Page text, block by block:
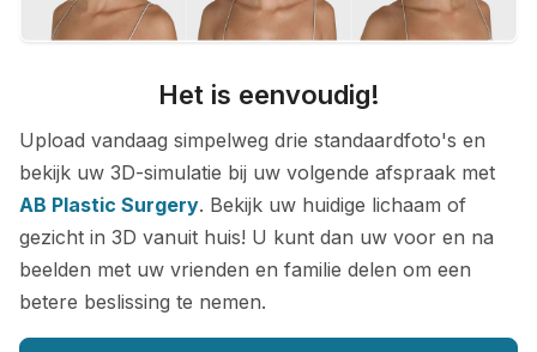
Het is eenvoudig!
Upload vandaag simpelweg drie standaardfoto's en
bekijk uw 3D-simulatie bij uw volgende afspraak met
AB Plastic Surgery. Bekijk uw huidige lichaam of
gezicht in 3D vanuit huis! U kunt dan uw voor en na
beelden met uw vrienden en familie delen om een
betere beslissing te nemen.